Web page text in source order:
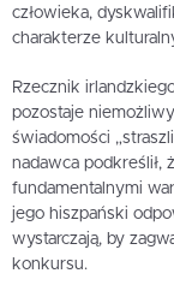
człowieka,
charakterze
Rzecznik
pozostaje
świadomości
nadawca podkreślił,
fundamentalnymi
jego hiszpański
wystarczają, by
konkursu.